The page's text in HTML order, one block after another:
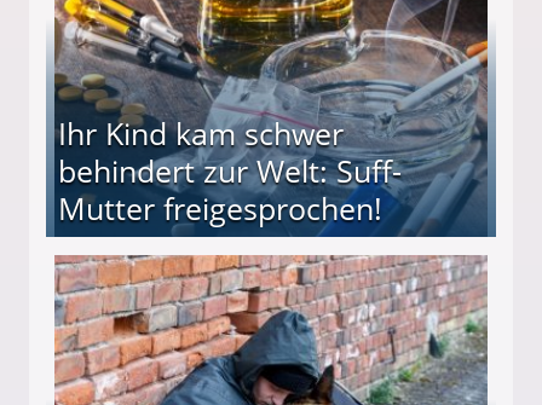
Ihr Kind kam schwer
behindert zur Welt: Suff-
Mutter freigesprochen!
Mutter freigesprochen!